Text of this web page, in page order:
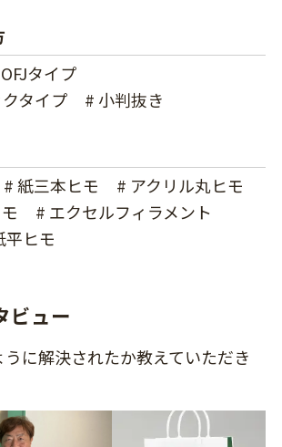
タイプ
タイプ
# 小判抜き
# 紙三本ヒモ
# アクリル丸ヒモ
# エクセルフィラメント
平ヒモ
ビュー
に解決されたか教えていただき